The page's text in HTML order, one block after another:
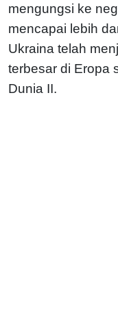
mengungsi ke
mencapai lebih
Ukraina telah
terbesar di Eropa
Dunia II.